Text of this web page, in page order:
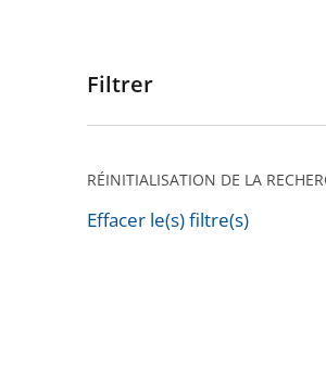
Passer
pour
après
Filtrer
RÉINITIALISATION DE LA
Effacer le(s) filtre(s)